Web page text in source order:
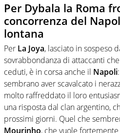
Per Dybala la Roma
concorrenza del
lontana
Per La Joya, lasciato in sospeso
sovrabbondanza di attaccanti
ceduti, è in corsa anche il Napoli
sembrano aver scavalcato i
molto raffreddato il loro
una risposta dal clan argentino,
prossimi giorni. Quel che
Mourinho, che vuole